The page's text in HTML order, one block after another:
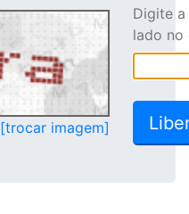
[trocar imagem]
Digite
lado no